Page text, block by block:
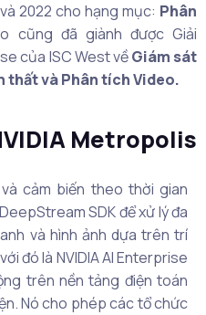
2022 cho hạng mục: Phân
cũng đã giành được Giải
của ISC West vềGiám sát
thất và Phân tích Video.
Metropolis
cảm biến theo thời gian
SDK để xử lý đa
và hình ảnh dựa trên trí
đó là NVIDIA AI Enterprise
trên nền tảng điện toán
Nó cho phép các tổ chức